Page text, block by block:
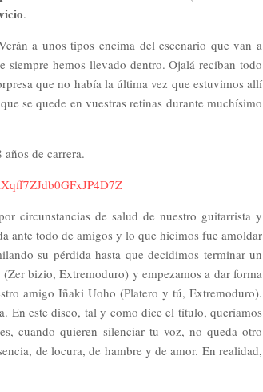
.
a unos tipos encima del escenario que van a
hemos llevado dentro. Ojalá reciban todo
que no había la última vez que estuvimos allí
se quede en vuestras retinas durante muchísimo
de carrera.
circunstancias de salud de nuestro guitarrista y
ante todo de amigos y lo que hicimos fue amoldar
su pérdida hasta que decidimos terminar un
bizio, Extremoduro) y empezamos a dar forma
amigo Iñaki Uoho (Platero y tú, Extremoduro).
En este disco, tal y como dice el título, queríamos
cuando quieren silenciar tu voz, no queda otro
de locura, de hambre y de amor. En realidad,